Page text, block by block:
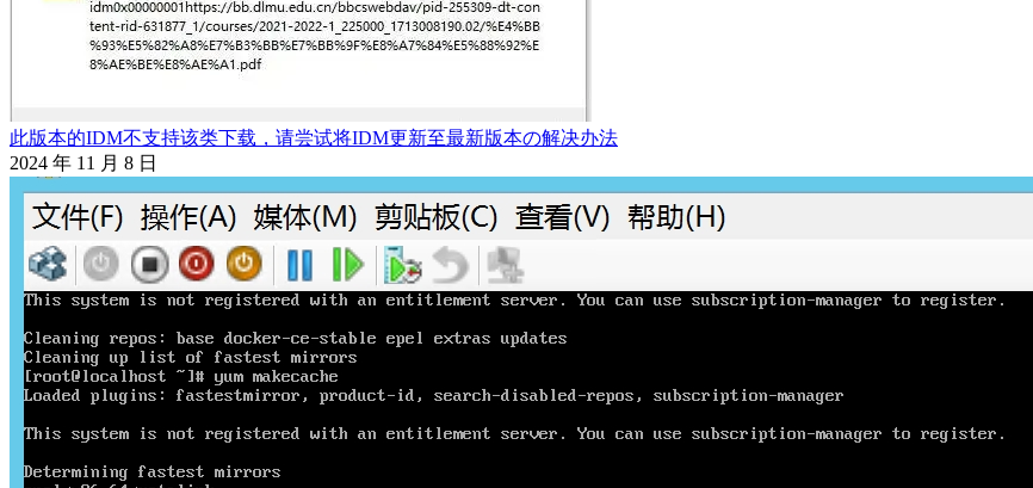
此版本的IDM不支持该类下载，请尝试将IDM更新至最新版本の解决办法
2024 年 11 月 8 日